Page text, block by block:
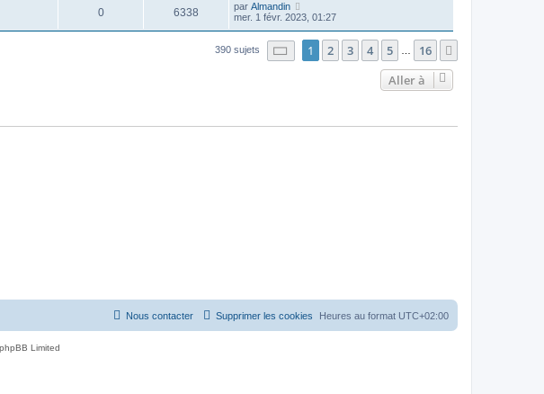
0 6338 par Almandin
mer. 1 févr. 2023, 01:27
390 sujets Page sur16
1 2 3 4 5 … 16
Aller à
Heures au format UTC+02:00
Supprimer les cookies
Nous contacter
Limited